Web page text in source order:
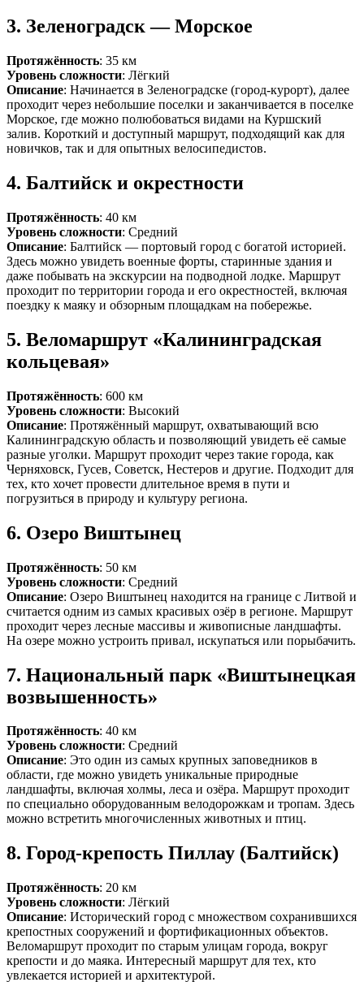
3. Зеленоградск — Морское
Протяжённость: 35 км
Уровень сложности: Лёгкий
Описание: Начинается в Зеленоградске (город-курорт), далее
проходит через небольшие поселки и заканчивается в поселке
Морское, где можно полюбоваться видами на Куршский
залив. Короткий и доступный маршрут, подходящий как для
новичков, так и для опытных велосипедистов.
4. Балтийск и окрестности
Протяжённость: 40 км
Уровень сложности: Средний
Описание: Балтийск — портовый город с богатой историей.
Здесь можно увидеть военные форты, старинные здания и
даже побывать на экскурсии на подводной лодке. Маршрут
проходит по территории города и его окрестностей, включая
поездку к маяку и обзорным площадкам на побережье.
5. Веломаршрут «Калининградская
кольцевая»
Протяжённость: 600 км
Уровень сложности: Высокий
Описание: Протяжённый маршрут, охватывающий всю
Калининградскую область и позволяющий увидеть её самые
разные уголки. Маршрут проходит через такие города, как
Черняховск, Гусев, Советск, Нестеров и другие. Подходит для
тех, кто хочет провести длительное время в пути и
погрузиться в природу и культуру региона.
6. Озеро Виштынец
Протяжённость: 50 км
Уровень сложности: Средний
Описание: Озеро Виштынец находится на границе с Литвой и
считается одним из самых красивых озёр в регионе. Маршрут
проходит через лесные массивы и живописные ландшафты.
На озере можно устроить привал, искупаться или порыбачить.
7. Национальный парк «Виштынецкая
возвышенность»
Протяжённость: 40 км
Уровень сложности: Средний
Описание: Это один из самых крупных заповедников в
области, где можно увидеть уникальные природные
ландшафты, включая холмы, леса и озёра. Маршрут проходит
по специально оборудованным велодорожкам и тропам. Здесь
можно встретить многочисленных животных и птиц.
8. Город-крепость Пиллау (Балтийск)
Протяжённость: 20 км
Уровень сложности: Лёгкий
Описание: Исторический город с множеством сохранившихся
крепостных сооружений и фортификационных объектов.
Веломаршрут проходит по старым улицам города, вокруг
крепости и до маяка. Интересный маршрут для тех, кто
увлекается историей и архитектурой.